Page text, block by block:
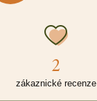
2
zákaznické recenze